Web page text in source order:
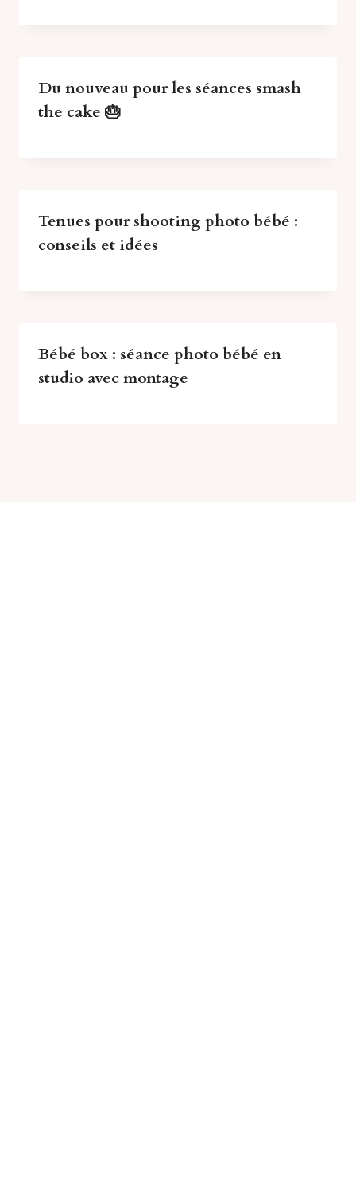
Du nouveau pour les séances smash
the cake 🎂
Tenues pour shooting photo bébé :
conseils et idées
Bébé box : séance photo bébé en
studio avec montage